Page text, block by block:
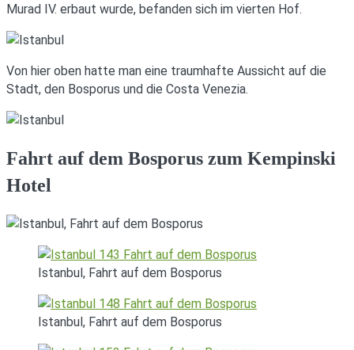
Murad IV. erbaut wurde, befanden sich im vierten Hof.
Von hier oben hatte man eine traumhafte Aussicht auf die
Stadt, den Bosporus und die Costa Venezia.
Fahrt auf dem Bosporus zum Kempinski
Hotel
Istanbul, Fahrt auf dem Bosporus
Istanbul, Fahrt auf dem Bosporus